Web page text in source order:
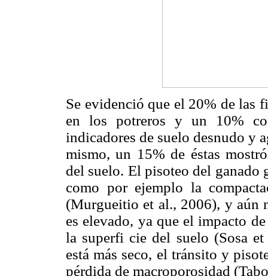
Se evidenció que el 20% de las
en los potreros y un 10%
indicadores de suelo desnudo y
mismo, un 15% de éstas
del suelo. El pisoteo del ganado
como por ejemplo la
(Murgueitio et al., 2006), y aún
es elevado, ya que el impacto
la superfi cie del suelo (Sosa
está más seco, el tránsito y
pérdida de macroporosidad